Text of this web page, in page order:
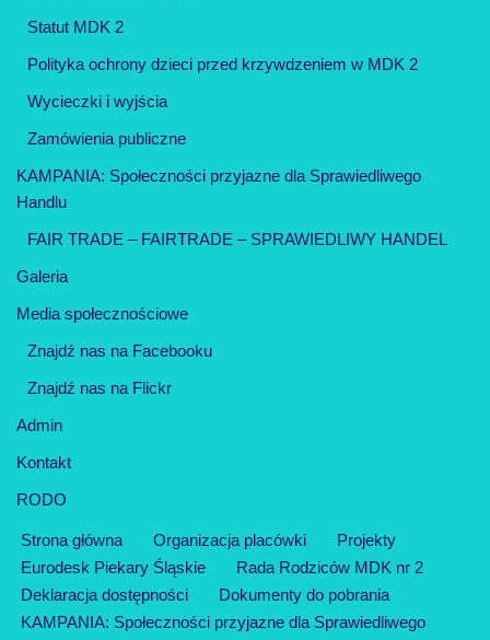
Statut MDK 2
Polityka ochrony dzieci przed krzywdzeniem w MDK 2
Wycieczki i wyjścia
Zamówienia publiczne
KAMPANIA: Społeczności przyjazne dla Sprawiedliwego
Handlu
FAIR TRADE – FAIRTRADE – SPRAWIEDLIWY HANDEL
Galeria
Media społecznościowe
Znajdź nas na Facebooku
Znajdź nas na Flickr
Admin
Kontakt
RODO
Strona główna Organizacja placówki
Projekty
Eurodesk Piekary Śląskie
Rada Rodziców MDK nr 2
Deklaracja dostępności
Dokumenty do pobrania
KAMPANIA: Społeczności przyjazne dla Sprawiedliwego